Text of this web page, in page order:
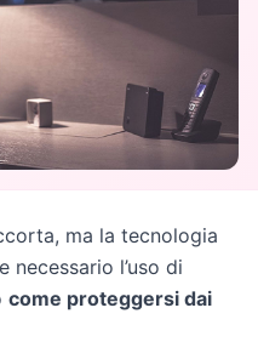
ma la tecnologia
necessario l’uso di
come proteggersi dai